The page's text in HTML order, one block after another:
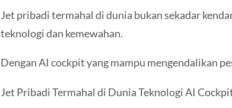
Jet pribadi termahal di dunia bukan sekadar
teknologi dan kemewahan.
Dengan AI cockpit yang mampu mengendalikan
Jet Pribadi Termahal di Dunia Teknologi AI